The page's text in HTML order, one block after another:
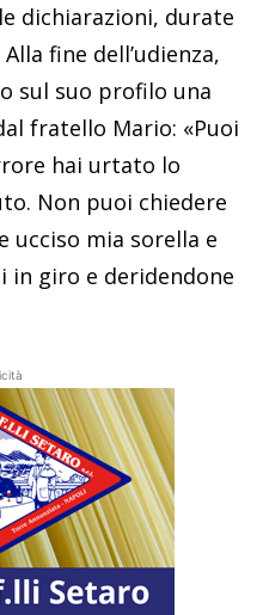
dichiarazioni, durate
fine dell’udienza,
sul suo profilo una
fratello Mario: «Puoi
hai urtato lo
Non puoi chiedere
ucciso mia sorella e
in giro e deridendone